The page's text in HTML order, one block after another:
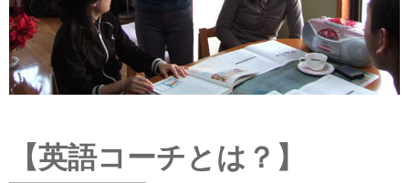
【英語コーチとは？】